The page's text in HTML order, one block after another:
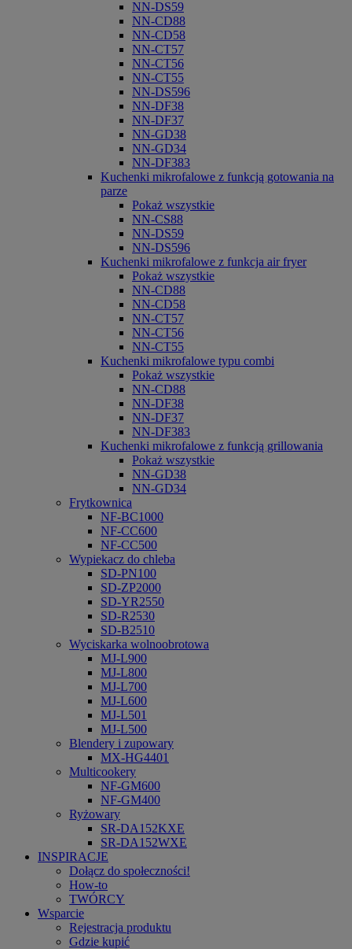
NN-DS59
NN-CD88
NN-CD58
NN-CT57
NN-CT56
NN-CT55
NN-DS596
NN-DF38
NN-DF37
NN-GD38
NN-GD34
NN-DF383
Kuchenki mikrofalowe z funkcją gotowania na
parze
Pokaż wszystkie
NN-CS88
NN-DS59
NN-DS596
Kuchenki mikrofalowe z funkcja air fryer
Pokaż wszystkie
NN-CD88
NN-CD58
NN-CT57
NN-CT56
NN-CT55
Kuchenki mikrofalowe typu combi
Pokaż wszystkie
NN-CD88
NN-DF38
NN-DF37
NN-DF383
Kuchenki mikrofalowe z funkcją grillowania
Pokaż wszystkie
NN-GD38
NN-GD34
Frytkownica
NF-BC1000
NF-CC600
NF-CC500
Wypiekacz do chleba
SD-PN100
SD-ZP2000
SD-YR2550
SD-R2530
SD-B2510
Wyciskarka wolnoobrotowa
MJ-L900
MJ-L800
MJ-L700
MJ-L600
MJ-L501
MJ-L500
Blendery i zupowary
MX-HG4401
Multicookery
NF-GM600
NF-GM400
Ryżowary
SR-DA152KXE
SR-DA152WXE
INSPIRACJE
Dołącz do społeczności!
How-to
TWÓRCY
Wsparcie
Rejestracja produktu
Gdzie kupić